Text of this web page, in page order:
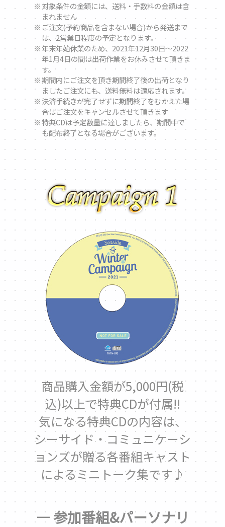
対象条件の金額には、送料・手数料の金額は含
まれません
ご注文(予約商品を含まない場合)から発送まで
は、2営業日程度の予定となります。
年末年始休業のため、2021年12月30日～2022
年1月4日の間は出荷作業をお休みさせて頂きま
す。
期間内にご注文を頂き期間終了後の出荷となり
ましたご注文にも、送料無料は適応されます。
決済手続きが完了せずに期間終了をむかえた場
合はご注文をキャンセルさせて頂きます
特典CDは予定数量に達しましたら、期間中で
も配布終了となる場合がございます。
商品購入金額が5,000円(税
込)以上で特典CDが付属!!
気になる特典CDの内容は、
シーサイド・コミュニケーシ
ョンズが贈る各番組キャスト
によるミニトーク集です♪
— 参加番組&パーソナリ